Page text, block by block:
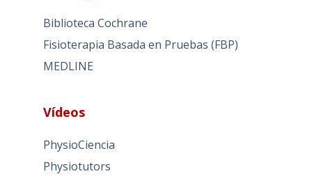
Biblioteca Cochrane
Fisioterapia Basada en Pruebas (FBP)
MEDLINE
Vídeos
PhysioCiencia
Physiotutors